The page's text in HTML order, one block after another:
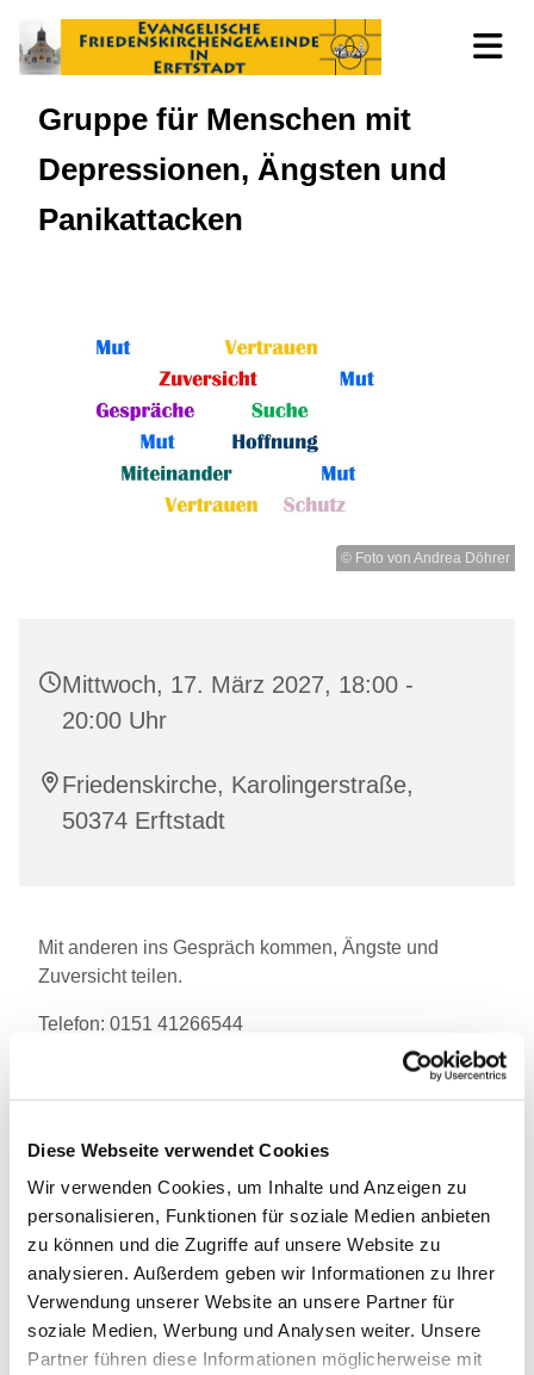
Diese Webseite verwendet Cookies
Wir verwenden Cookies, um Inhalte und Anzeigen zu
personalisieren, Funktionen für soziale Medien anbieten
zu können und die Zugriffe auf unsere Website zu
analysieren. Außerdem geben wir Informationen zu Ihrer
Verwendung unserer Website an unsere Partner für
soziale Medien, Werbung und Analysen weiter. Unsere
Partner führen diese Informationen möglicherweise mit
Gruppe für Menschen mit
Depressionen, Ängsten und
Panikattacken
© Foto von Andrea Döhrer
Mittwoch, 17. März 2027, 18:00 -
20:00 Uhr
Friedenskirche, Karolingerstraße,
50374 Erftstadt
Mit anderen ins Gespräch kommen, Ängste und
Zuversicht teilen.
Telefon: 0151 41266544